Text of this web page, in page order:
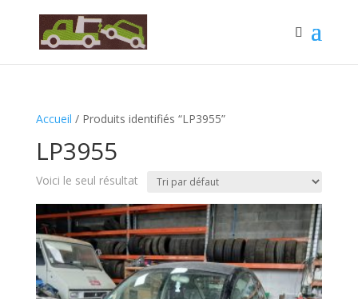
Accueil / Produits identifiés “LP3955”
LP3955
Voici le seul résultat